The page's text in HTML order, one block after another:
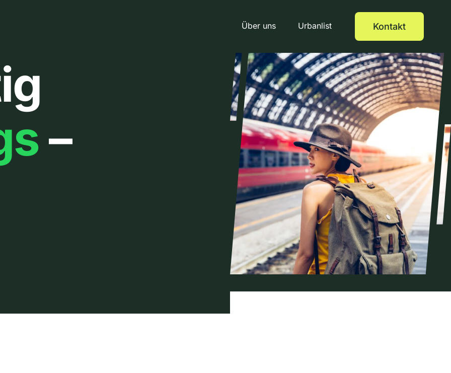
Über uns Urbanlist Kontakt
–